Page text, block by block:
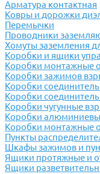
Арматура контактная
Ковры и дорожки
Перемычки
Проводники
Хомуты заземления
Коробки и ящики
Коробки монтажные
Коробки зажимов
Коробки
Коробки
Коробки чугунные
Коробки
Коробки
Пункты
Шкафы зажимов и
Ящики протяжные и
Ящики